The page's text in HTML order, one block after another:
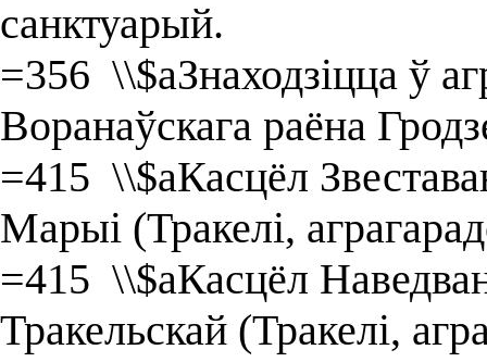
санктуарый.
=356 \\$aЗнаходзіцца ў
Воранаўскага раёна
=415 \\$aКасцёл
Марыі (Тракелі,
=415 \\$aКасцёл
Тракельскай (Тракелі,